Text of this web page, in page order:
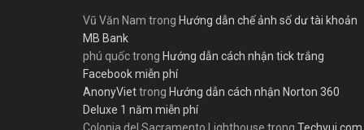
Vũ Văn Nam trong Hướng dẫn chế ảnh số dư tài khoản
MB Bank
phú quốctrong Hướng dẫn cách nhận tick trắng
Facebook miễn phí
AnonyViettrong Hướng dẫn cách nhận Norton 360
Deluxe 1 năm miễn phí